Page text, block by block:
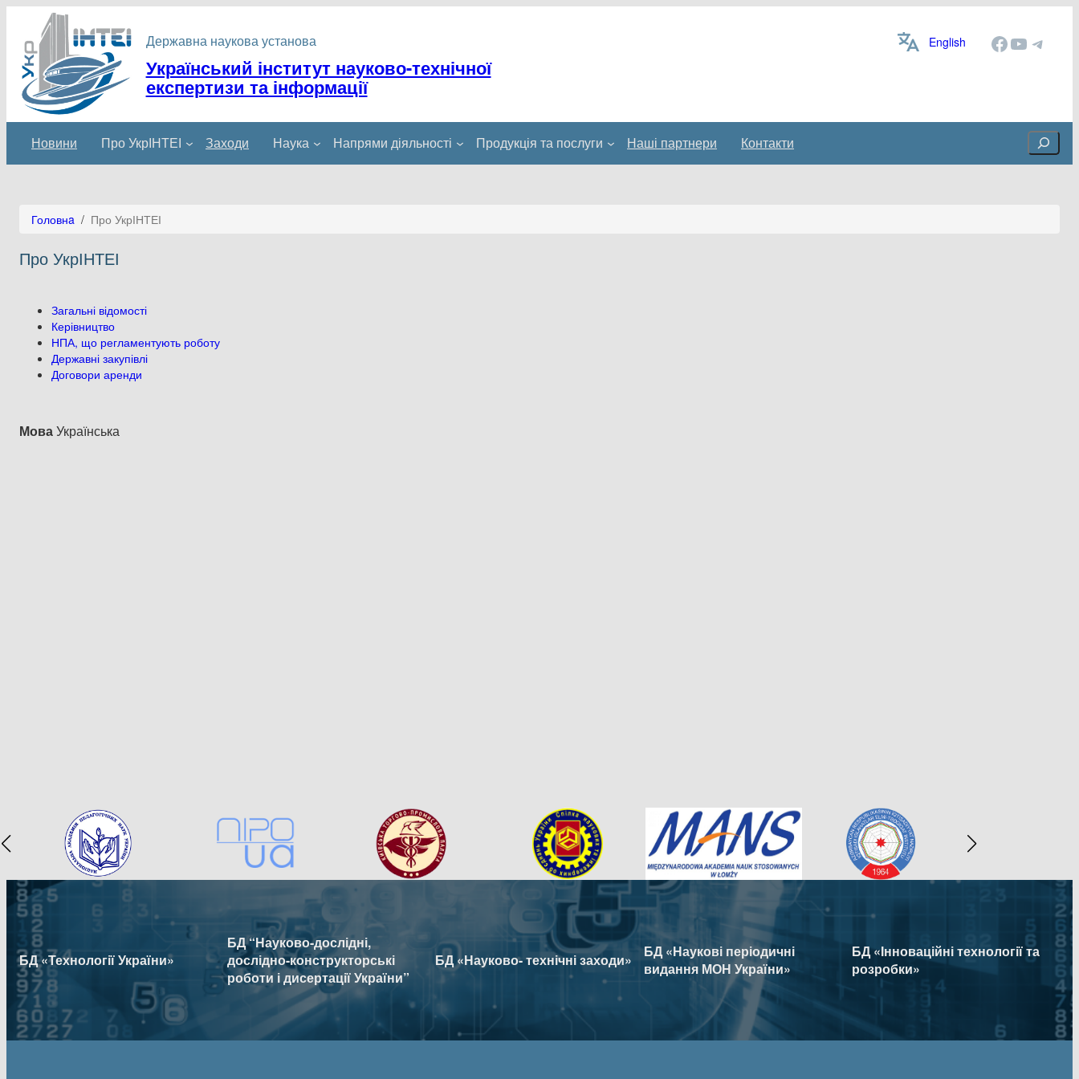
Державна наукова установа
Український інститут науково-технічної
експертизи та інформації
English Facebook YouTube Telegram
Новини Про УкрІНТЕІ Заходи Наука Напрями діяльності Продукція та послуги Наші партнери Контакти Cerca
Головнa / Про УкрІНТЕІ
Про УкрІНТЕІ
Загальні відомості
Керівництво
НПА, що регламентують роботу
Державні закупівлі
Договори аренди
МоваУкраїнська
БД «Технології України»
БД “Науково-дослідні,
дослідно-конструкторські
роботи і дисертації України”
БД «Науково- технічні заходи»
БД «Наукові періодичні
видання МОН України»
БД «Інноваційні технології та
розробки»